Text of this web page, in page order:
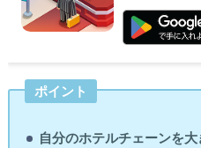
ポイント
自分のホテルチェーンを